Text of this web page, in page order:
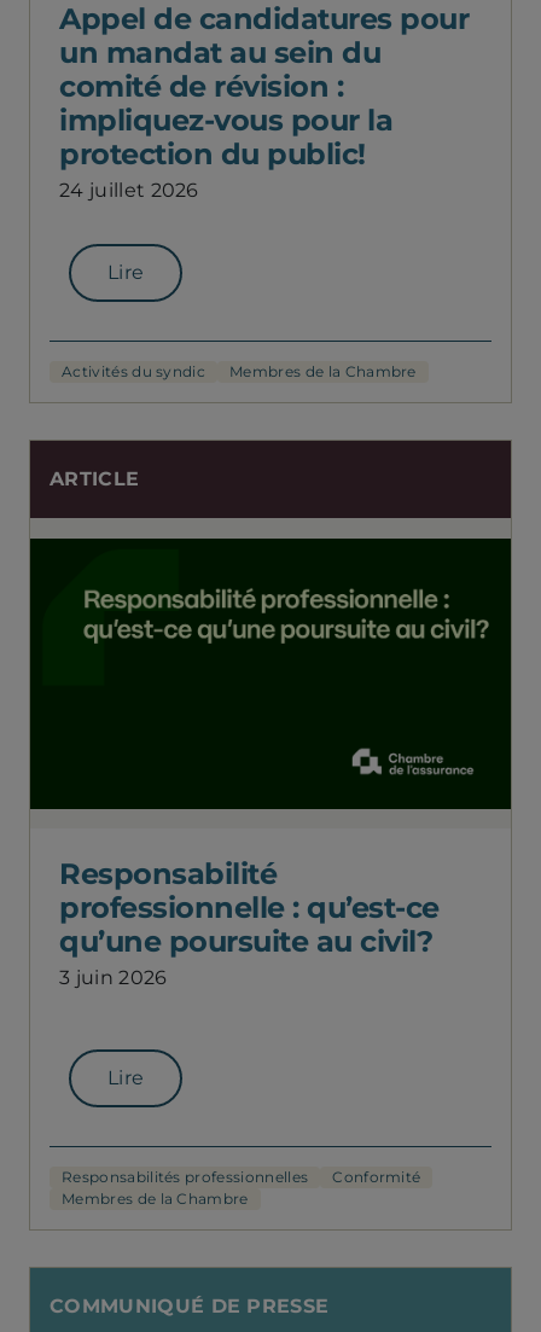
Appel de candidatures pour
un mandat au sein du
comité de révision :
impliquez-vous pour la
protection du public!
24 juillet 2026
Lire
Activités du syndic Membres de la Chambre
ARTICLE
Responsabilité
professionnelle : qu’est-ce
qu’une poursuite au civil?
3 juin 2026
Lire
Responsabilités professionnelles
Conformité
Membres de la Chambre
COMMUNIQUÉ DE PRESSE